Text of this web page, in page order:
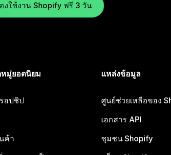
งใช้งาน Shopify ฟรี 3 วัน
มู่ยอดนิยม
อปชิป
ค้า
แหล่งข้อมูล
ศูนย์ช่วยเหลือของ
เอกสาร API
ชุมชน Shopify